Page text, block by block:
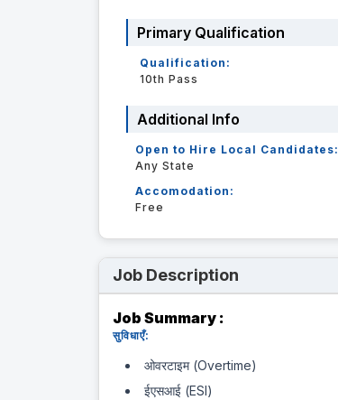
Primary Qualification
Qualification:
10th Pass
Additional Info
Open to Hire Local Candidates:
Any State
Accomodation:
Free
Job Description
Job Summary :
सुविधाएँ:
ओवरटाइम (Overtime)
ईएसआई (ESI)